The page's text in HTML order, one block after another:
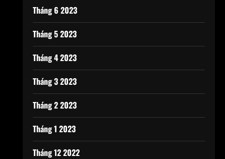
Tháng 6 2023
Tháng 5 2023
Tháng 4 2023
Tháng 3 2023
Tháng 2 2023
Tháng 1 2023
Tháng 12 2022